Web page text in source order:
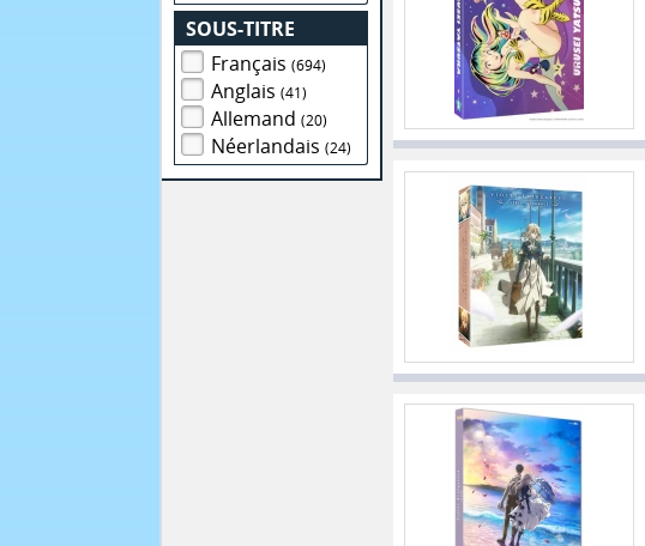
SOUS-TITRE
Français(694)
Anglais(41)
Allemand(20)
Néerlandais(24)